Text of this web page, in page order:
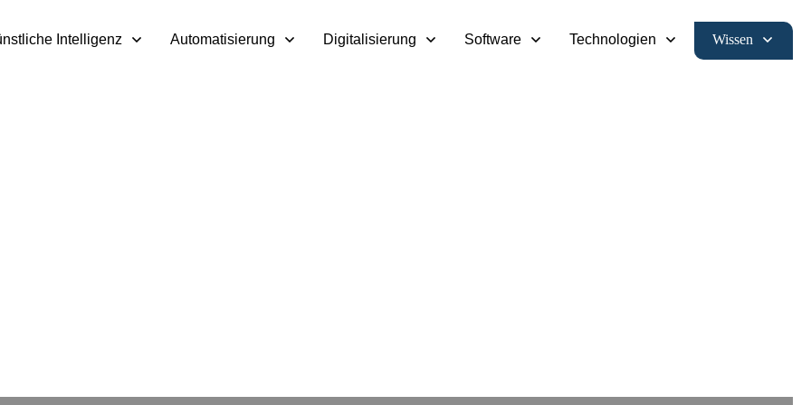
Intelligenz Automatisierung Digitalisierung Software Technologien Wissen